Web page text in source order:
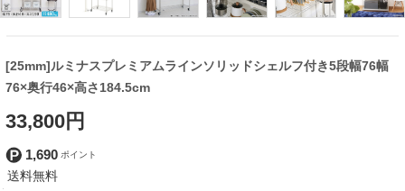
[25mm]ルミナスプレミアムラインソリッドシェルフ付き5段幅76幅
76×奥行46×高さ184.5cm
33,800円
1,690